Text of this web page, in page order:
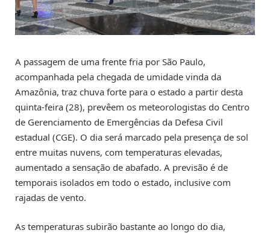
A passagem de uma frente fria por São Paulo,
acompanhada pela chegada de umidade vinda da
Amazônia, traz chuva forte para o estado a partir desta
quinta-feira (28), prevêem os meteorologistas do Centro
de Gerenciamento de Emergências da Defesa Civil
estadual (CGE). O dia será marcado pela presença de sol
entre muitas nuvens, com temperaturas elevadas,
aumentado a sensação de abafado. A previsão é de
temporais isolados em todo o estado, inclusive com
rajadas de vento.
As temperaturas subirão bastante ao longo do dia,